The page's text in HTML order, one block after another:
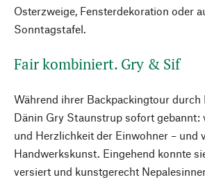
Osterzweige, Fensterdekoration oder
Sonntagstafel.
Fair kombiniert. Gry & Sif
Während ihrer Backpackingtour durch
Dänin Gry Staunstrup sofort gebannt:
und Herzlichkeit der Einwohner – und
Handwerkskunst. Eingehend konnte
versiert und kunstgerecht